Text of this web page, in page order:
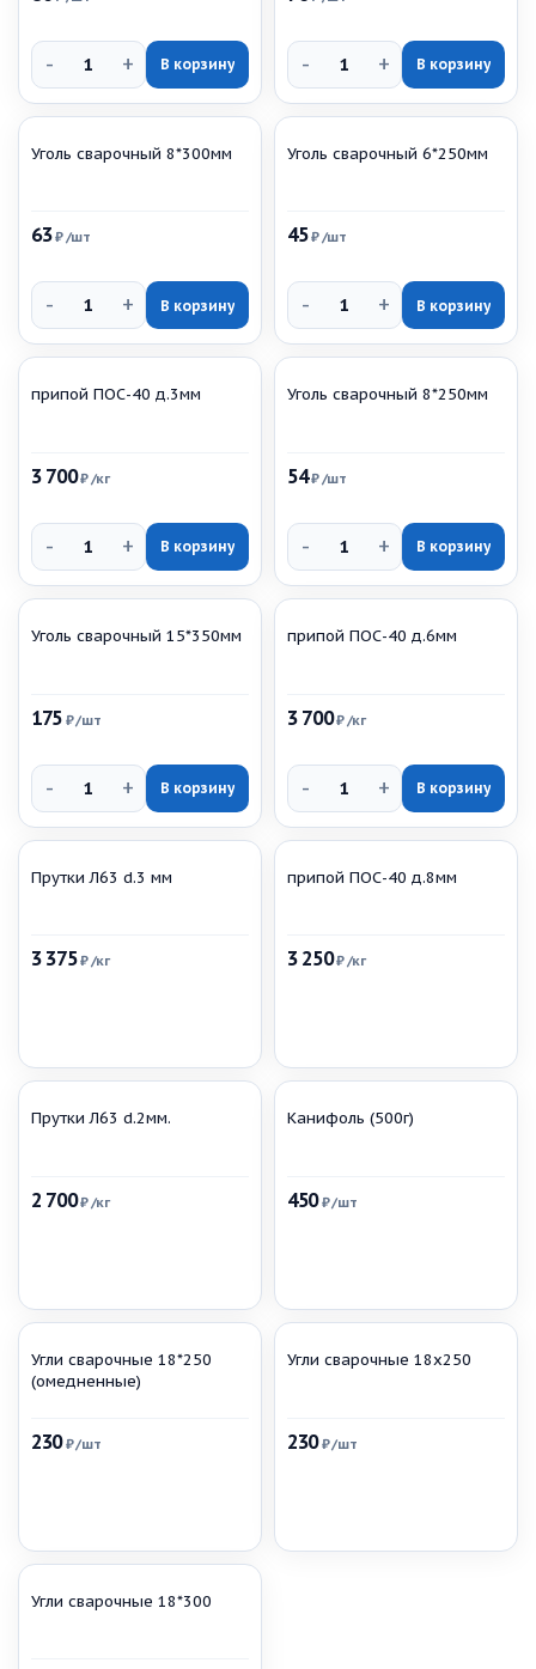
- + В корзину - + В корзину
Уголь сварочный 8*300мм
63₽/шт
- + В корзину
Уголь сварочный 6*250мм
45₽/шт
- + В корзину
припой ПОС-40 д.3мм
3 700₽ /кг
- + В корзину
Уголь сварочный 8*250мм
54₽ /шт
- + В корзину
Уголь сварочный 15*350мм
175 ₽/шт
- + В корзину
припой ПОС-40 д.6мм
3 700₽ /кг
- + В корзину
Прутки Л63 d.3 мм
3 375₽/кг
припой ПОС-40 д.8мм
3 250₽/кг
Прутки Л63 d.2мм.
2 700₽/кг
Канифоль (500г)
450₽/шт
Угли сварочные 18*250
(омедненные)
230₽/шт
Угли сварочные 18х250
230₽/шт
Угли сварочные 18*300